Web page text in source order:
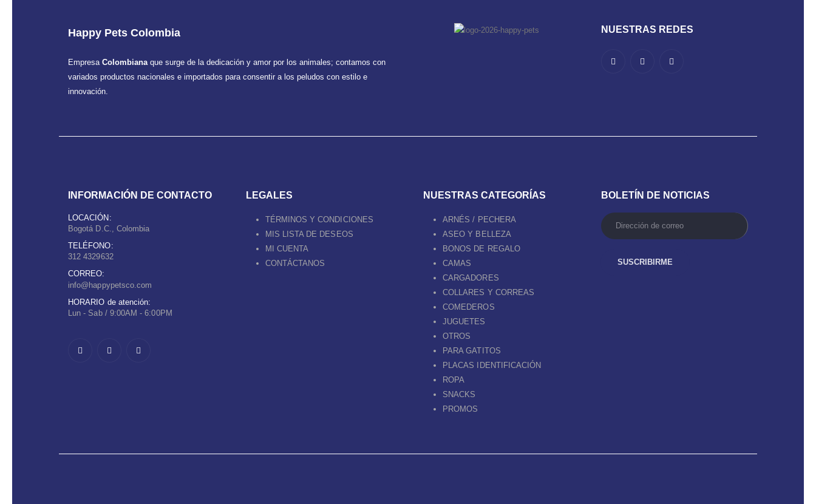
Happy Pets Colombia
Empresa Colombiana que surge de la dedicación y amor por los animales; contamos con
variados productos nacionales e importados para consentir a los peludos con estilo e
innovación.
NUESTRAS REDES
INFORMACIÓN DE CONTACTO
LOCACIÓN:
Bogotá D.C., Colombia
TELÉFONO:
312 4329632
CORREO:
info@happypetsco.com
HORARIO de atención:
Lun - Sab / 9:00AM - 6:00PM
LEGALES
TÉRMINOS Y CONDICIONES
MIS LISTA DE DESEOS
MI CUENTA
CONTÁCTANOS
NUESTRAS CATEGORÍAS
ARNÉS / PECHERA
ASEO Y BELLEZA
BONOS DE REGALO
CAMAS
CARGADORES
COLLARES Y CORREAS
COMEDEROS
JUGUETES
OTROS
PARA GATITOS
PLACAS IDENTIFICACIÓN
ROPA
SNACKS
PROMOS
BOLETÍN DE NOTICIAS